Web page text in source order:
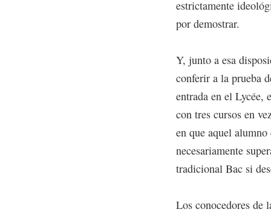
estrictamente
por demostrar.
Y, junto a esa
conferir a la prueba
entrada en el Lycée,
con tres cursos en
en que aquel
necesariamente
tradicional Bac si
Los conocedores de